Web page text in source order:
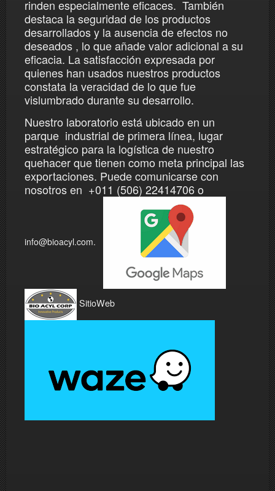
rinden especialmente eficaces. También
destaca la seguridad de los productos
desarrollados y la ausencia de efectos no
deseados , lo que añade valor adicional a su
eficacia. La satisfacción expresada por
quienes han usados nuestros productos
constata la veracidad de lo que fue
vislumbrado durante su desarrollo.
Nuestro laboratorio está ubicado en un
parque industrial de primera línea, lugar
estratégico para la logística de nuestro
quehacer que tienen como meta principal las
exportaciones. Puede comunicarse con
nosotros en +011 (506) 22414706 o
info@bioacyl.com.
SitioWeb